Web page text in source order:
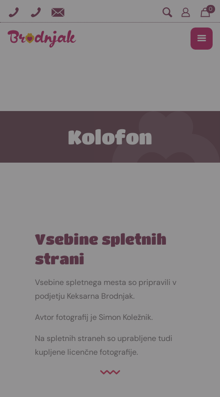
0
Kolofon
Vsebine spletnih
strani
Vsebine spletnega mesta so pripravili v
podjetju Keksarna Brodnjak.
Avtor fotografij je Simon Koležnik.
Na spletnih straneh so uprabljene tudi
kupljene licenčne fotografije.